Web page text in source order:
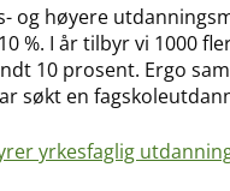
og høyere
%. I år tilbyr vi 1000
10 prosent. Ergo
søkt en
yrkesfaglig